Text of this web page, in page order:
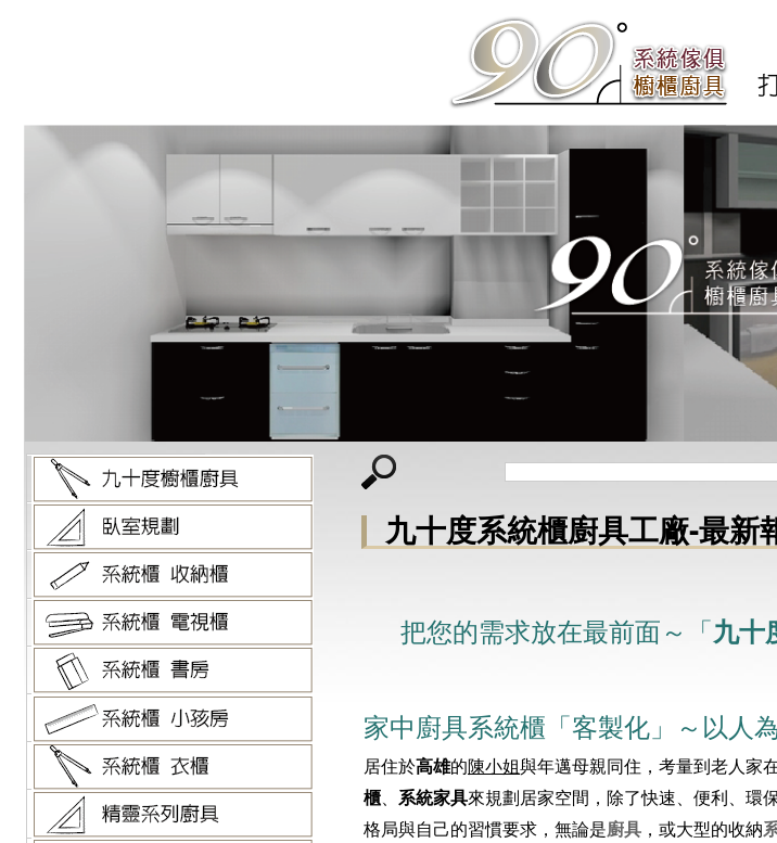
九十度系統櫃廚具工廠-最新
把您的需求放在最前面～「九十
家中廚具系統櫃「客製化」～以人
居住於高雄的陳小姐與年邁母親同住，考量到老人家
櫃、 系統家具來規劃居家空間，除了快速、便利、環
格局與自己的習慣要求，無論是廚具 ，或大型的收納